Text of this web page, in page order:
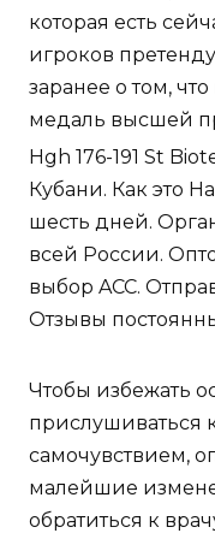
которая есть
игроков
заранее о том,
медаль высшей
Hgh 176-191 St
Кубани. Как это
шесть дней.
всей России.
выбор ACC.
Отзывы
Чтобы избежать
прислушиваться
самочувствием,
малейшие
обратиться к